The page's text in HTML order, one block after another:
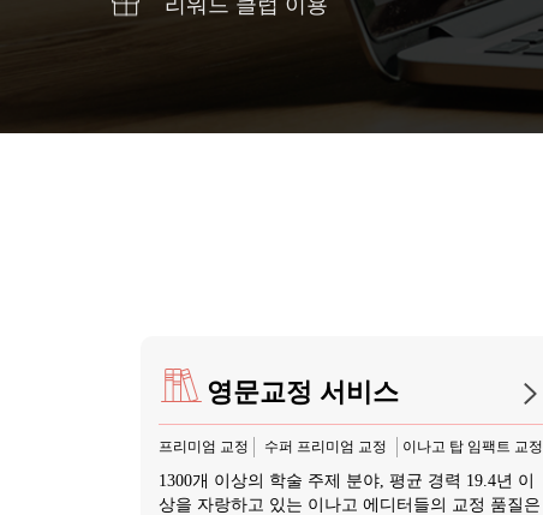
리워드 클럽 이용
영문교정 서비스
프리미엄 교정 수퍼 프리미엄 교정 이나고 탑 임팩트 교정
1300개 이상의 학술 주제 분야, 평균 경력 19.4년 이
상을 자랑하고 있는 이나고 에디터들의 교정 품질은